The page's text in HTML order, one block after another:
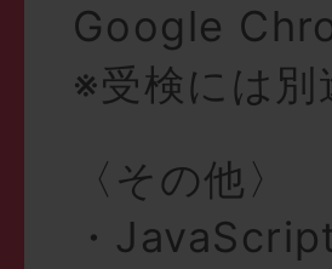
Google
※受検には別
〈その他〉
・